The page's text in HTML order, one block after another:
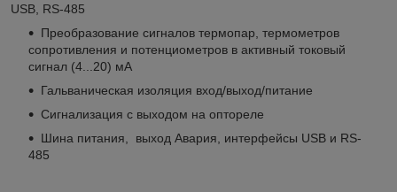
USB, RS-485
Преобразование сигналов термопар, термометров
сопротивления и потенциометров в активный токовый
сигнал (4...20) мА
Гальваническая изоляция вход/выход/питание
Сигнализация с выходом на оптореле
Шина питания, выход Авария, интерфейсы USB и RS-
485